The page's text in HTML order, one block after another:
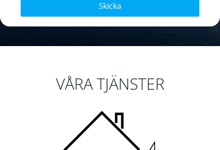
Skicka
VÅRA TJÄNSTER